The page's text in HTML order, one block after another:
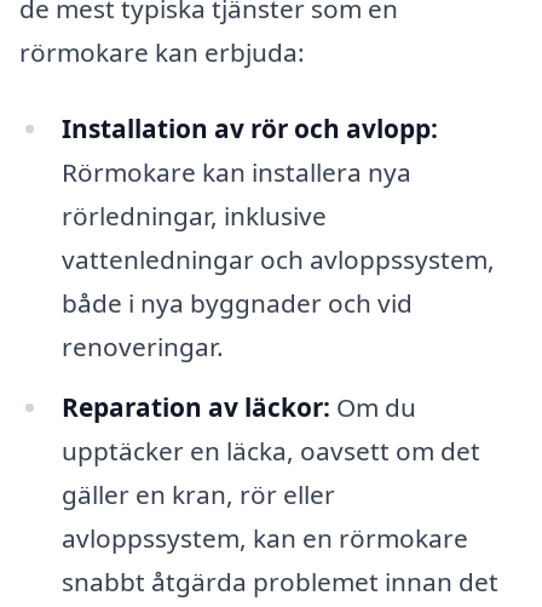
de mest typiska tjänster som en
rörmokare kan erbjuda:
Installation av rör och avlopp:
Rörmokare kan installera nya
rörledningar, inklusive
vattenledningar och avloppssystem,
både i nya byggnader och vid
renoveringar.
Reparation av läckor: Om du
upptäcker en läcka, oavsett om det
gäller en kran, rör eller
avloppssystem, kan en rörmokare
snabbt åtgärda problemet innan det